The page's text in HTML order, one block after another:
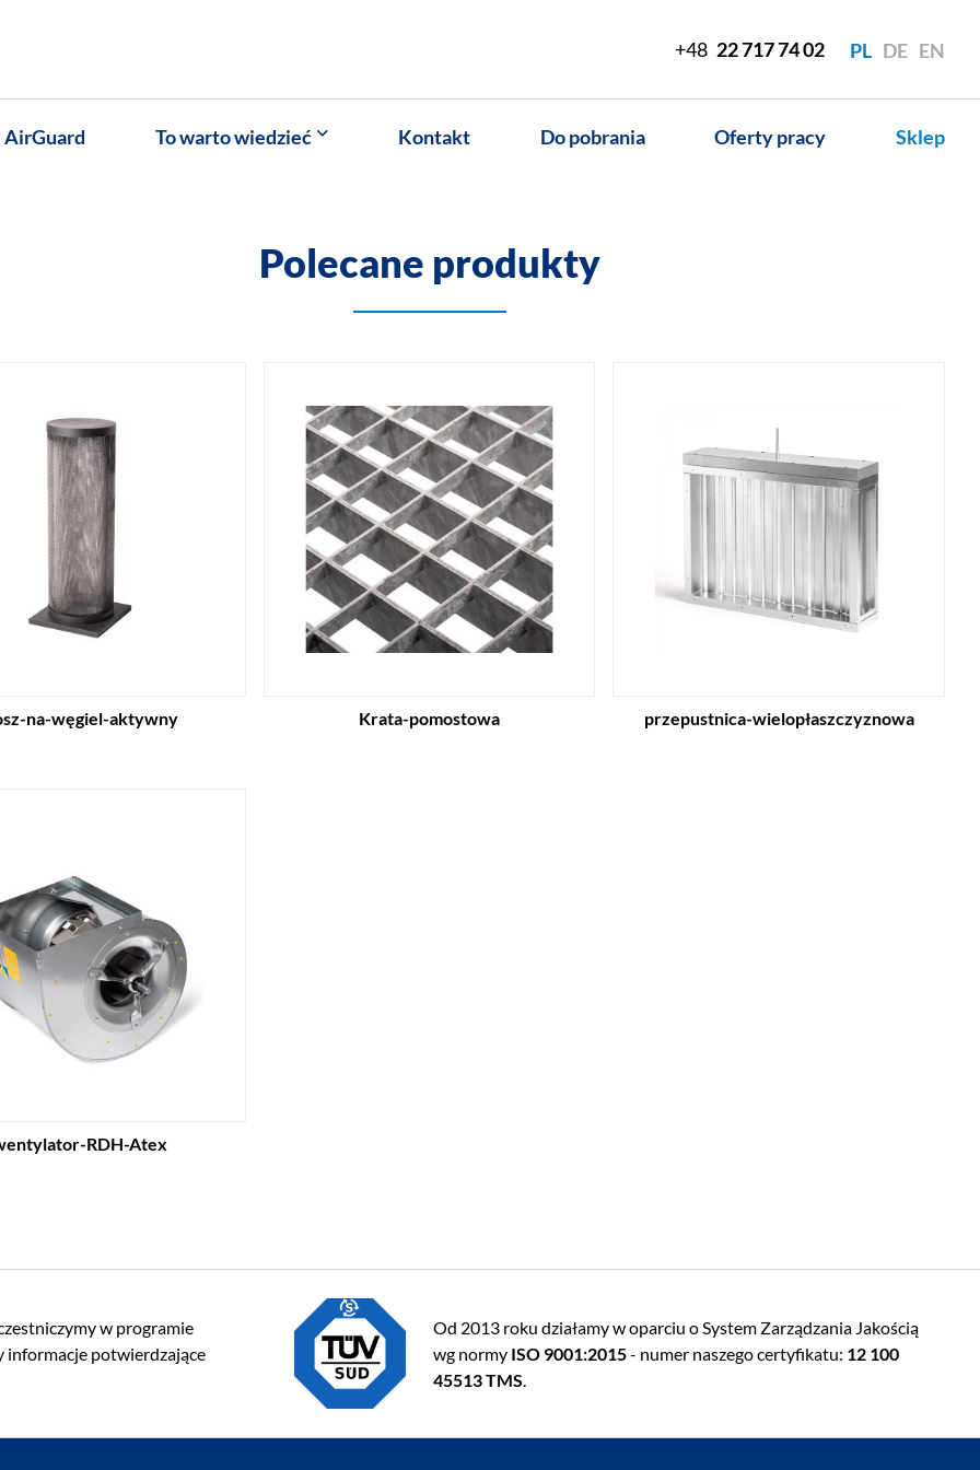
+48 22 717 74 02 PL DE EN
AirGuard To warto wiedzieć Kontakt Do pobrania Oferty pracy Sklep
Polecane produkty
na-węgiel-aktywny Krata-pomostowa przepustnica-wielopłaszczyznowa
RDH-Atex
w programie
potwierdzające
Od 2013 roku działamy w oparciu o System Zarządzania Jakością
wg normy ISO 9001:2015- numer naszego certyfikatu: 12 100
45513 TMS